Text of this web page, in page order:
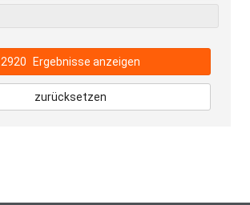
2920 Ergebnisse anzeigen
zurücksetzen